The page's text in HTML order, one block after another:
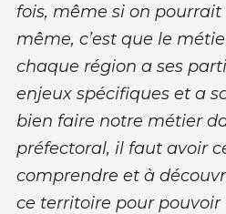
fois, même si on pourrait
même, c’est que le
chaque région a ses
enjeux spécifiques et a
bien faire notre métier
préfectoral, il faut avoir
comprendre et à
ce territoire pour